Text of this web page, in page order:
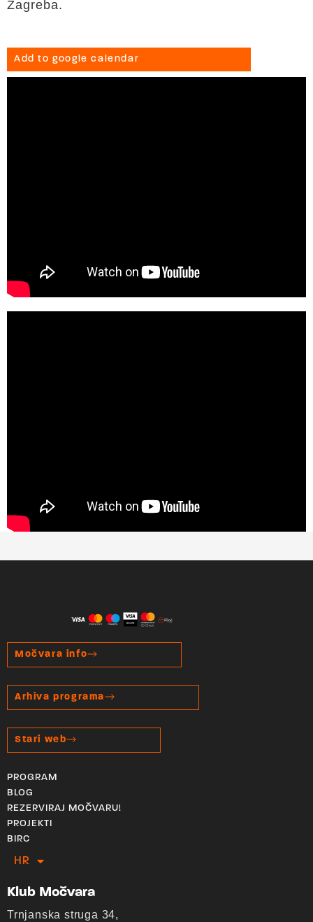
Zagreba.
Add to google calendar
Močvara info
Arhiva programa
Stari web
PROGRAM
BLOG
REZERVIRAJ MOČVARU!
PROJEKTI
BIRC
HR
EN
Klub Močvara
Trnjanska struga 34,